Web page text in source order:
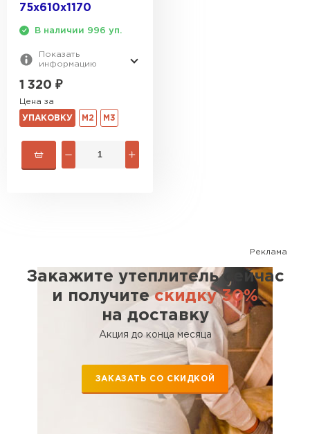
75х610х1170
В наличии 996 уп.
Показать
информацию
1 320 ₽
Цена за
УПАКОВКУ М2 М3
Реклама
Закажите утеплитель сейчас
и получитескидку 30%
на доставку
Акция до конца месяца
ЗАКАЗАТЬ СО СКИДКОЙ
Рулонная кровля Брит
ПЕРЕЙТИ
Утеплитель Knauf
ПЕРЕЙТИ
Утеплитель Paroc
Утеплитель Penoplex